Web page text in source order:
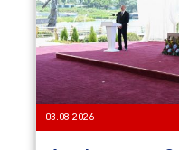
03.08.2026